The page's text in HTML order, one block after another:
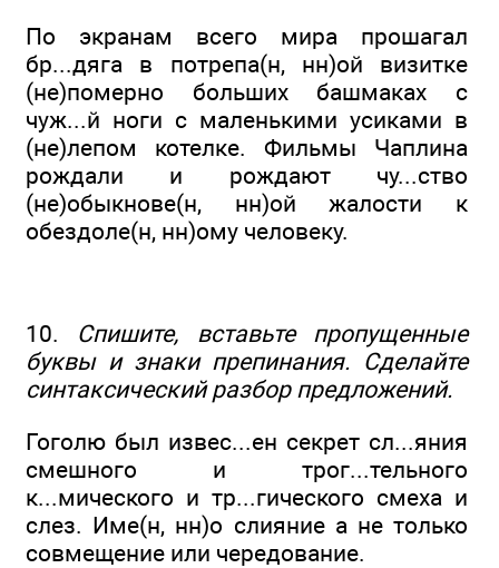
По экранам всего мира прошагал
бр...дяга в потрепа(н, нн)ой визитке
(не)померно больших башмаках с
чуж...й ноги с маленькими усиками в
(не)лепом котелке. Фильмы Чаплина
рождали и рождают чу...ство
(не)обыкнове(н, нн)ой жалости к
обездоле(н, нн)ому человеку.
10. Спишите, вставьте пропущенные
буквы и знаки препинания. Сделайте
синтаксический разбор предложений.
Гоголю был извес...ен секрет сл...яния
смешного и трог...тельного
к...мического и тр...гического смеха и
слез. Име(н, нн)о слияние а не только
совмещение или чередование.